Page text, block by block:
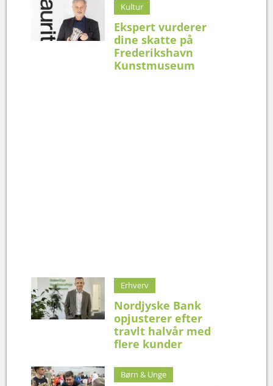
Kultur
Ekspert vurderer
dine skatte på
Frederikshavn
Kunstmuseum
Erhverv
Nordjyske Bank
opjusterer efter
travlt halvår med
flere kunder
Børn & Unge